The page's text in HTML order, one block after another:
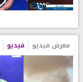
معرض فيديو فيديو